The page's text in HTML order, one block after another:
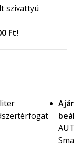
szivattyú
Ft!